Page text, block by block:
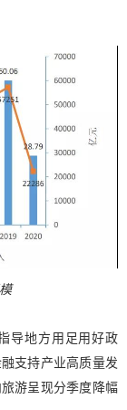
导地方用足用好政
支持产业高质量发
游呈现分季度降幅